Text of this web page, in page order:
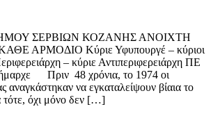
ΔΗΜΟΥ ΣΕΡΒΙΩΝ ΚΟΖΑΝΗΣ ΑΝΟΙΧΤΗ
ΑΡΜΟΔΙΟ Κύριε Υφυπουργέ – κύριοι
– κύριε Αντιπεριφερειάρχη ΠΕ
Πριν 48 χρόνια, το 1974 οι
αναγκάστηκαν να εγκαταλείψουν βίαια το
τότε, όχι μόνο δεν […]